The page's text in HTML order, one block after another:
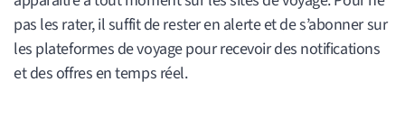
pas les rater, il suffit de rester en alerte et de s’abonner sur
les plateformes de voyage pour recevoir des notifications
et des offres en temps réel.